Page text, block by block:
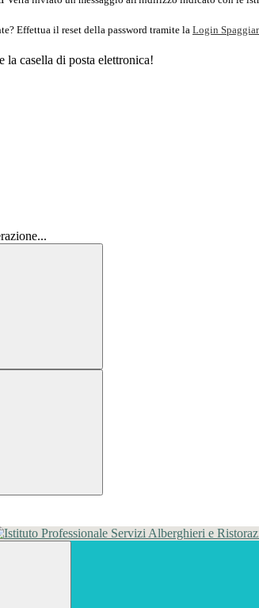
Effettua il reset della password tramite la Login
casella di posta elettronica!